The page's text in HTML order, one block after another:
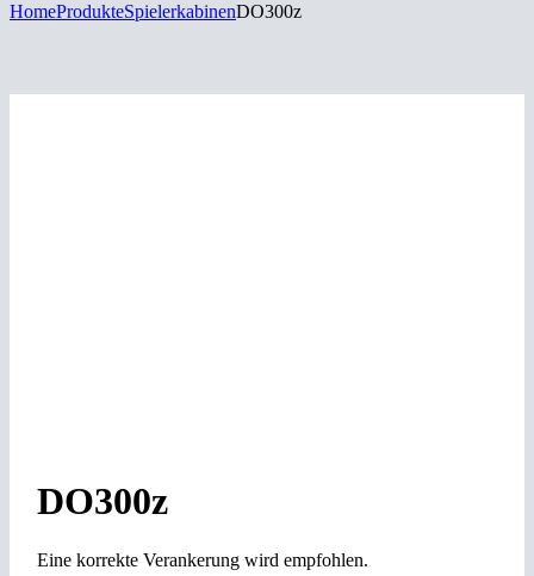
HomeProdukteSpielerkabinenDO300z
DO300z
Eine korrekte Verankerung wird empfohlen.